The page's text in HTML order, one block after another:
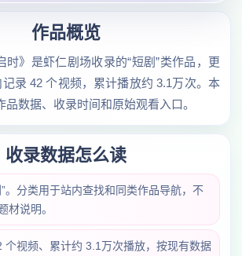
作品概览
时》是虾仁剧场收录的“短剧”类作品，更
录 42 个视频，累计播放约 3.1万次。本
品数据、收录时间和原始观看入口。
收录数据怎么读
。分类用于站内查找和同类作品导航，不
材说明。
个视频、累计约 3.1万次播放，按现有数据